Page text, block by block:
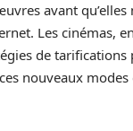
avant qu’elles
Les cinémas,
de tarifications
nouveaux